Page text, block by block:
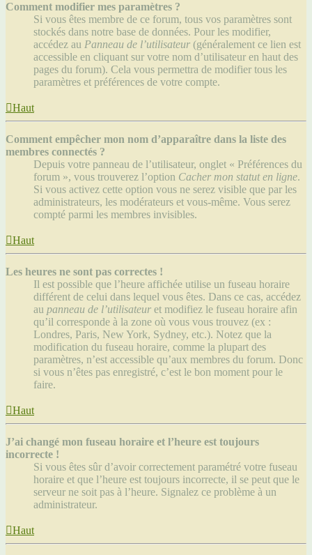
Comment modifier mes paramètres ?
Si vous êtes membre de ce forum, tous vos paramètres sont
stockés dans notre base de données. Pour les modifier,
accédez au Panneau de l’utilisateur (généralement ce lien est
accessible en cliquant sur votre nom d’utilisateur en haut des
pages du forum). Cela vous permettra de modifier tous les
paramètres et préférences de votre compte.
Haut
Comment empêcher mon nom d’apparaître dans la liste des
membres connectés ?
Depuis votre panneau de l’utilisateur, onglet « Préférences du
forum », vous trouverez l’option Cacher mon statut en ligne.
Si vous activez cette option vous ne serez visible que par les
administrateurs, les modérateurs et vous-même. Vous serez
compté parmi les membres invisibles.
Haut
Les heures ne sont pas correctes !
Il est possible que l’heure affichée utilise un fuseau horaire
différent de celui dans lequel vous êtes. Dans ce cas, accédez
au panneau de l’utilisateur et modifiez le fuseau horaire afin
qu’il corresponde à la zone où vous vous trouvez (ex :
Londres, Paris, New York, Sydney, etc.). Notez que la
modification du fuseau horaire, comme la plupart des
paramètres, n’est accessible qu’aux membres du forum. Donc
si vous n’êtes pas enregistré, c’est le bon moment pour le
faire.
Haut
J’ai changé mon fuseau horaire et l’heure est toujours
incorrecte !
Si vous êtes sûr d’avoir correctement paramétré votre fuseau
horaire et que l’heure est toujours incorrecte, il se peut que le
serveur ne soit pas à l’heure. Signalez ce problème à un
administrateur.
Haut